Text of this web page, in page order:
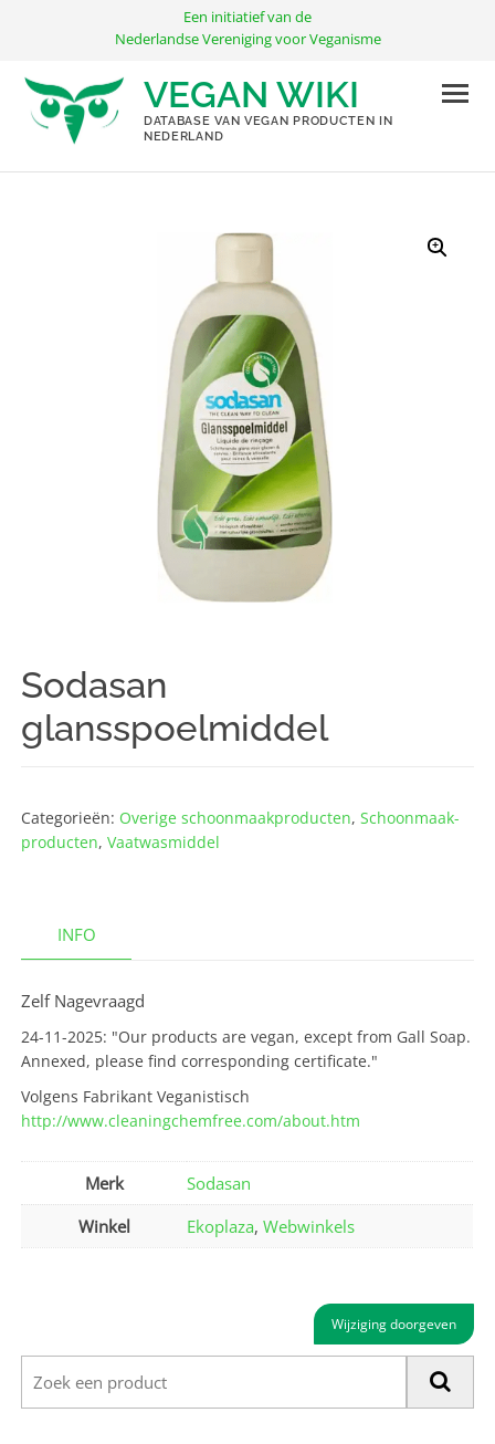
inhoud
Een initiatief van de
Nederlandse Vereniging voor Veganisme
VEGAN WIKI
DATABASE VAN VEGAN PRODUCTEN IN
NEDERLAND
Sodasan
glansspoelmiddel
Categorieën: Overige schoonmaak­producten,Schoonmaak­
producten,Vaatwasmiddel
INFO
Zelf Nagevraagd
24-11-2025: "Our products are vegan, except from Gall Soap.
Annexed, please find corresponding certificate."
Volgens Fabrikant Veganistisch
http://www.cleaningchemfree.com/about.htm
Merk
Sodasan
Winkel
Ekoplaza,Webwinkels
Wijziging doorgeven